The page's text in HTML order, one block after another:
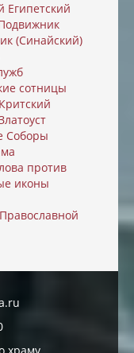
(Синайский)
сотницы
Соборы
против
иконы